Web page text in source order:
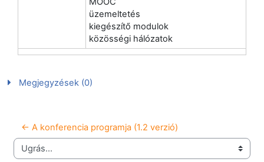
üzemeltetés
kiegészítő modulok
közösségi hálózatok
Megjegyzések (0)
← A konferencia programja (1.2 verzió)
Ugrás...